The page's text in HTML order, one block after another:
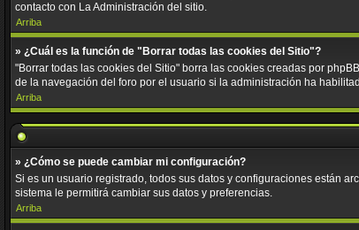
contacto con La Administración del sitio.
Arriba
» ¿Cuál es la función de "Borrar todas las cookies del Sitio"?
"Borrar todas las cookies del Sitio" borra las cookies creadas por
de la navegación del foro por el usuario si la administración ha
Arriba
» ¿Cómo se puede cambiar mi configuración?
Si es un usuario registrado, todos sus datos y configuraciones están
sistema le permitirá cambiar sus datos y preferencias.
Arriba